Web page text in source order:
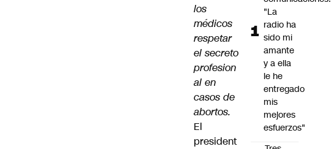
los
médicos
respetar
el secreto
profesion
al en
casos de
abortos.
El
president
"La
radio ha
sido mi
amante
y a ella
le he
entregado
mis
mejores
esfuerzos"